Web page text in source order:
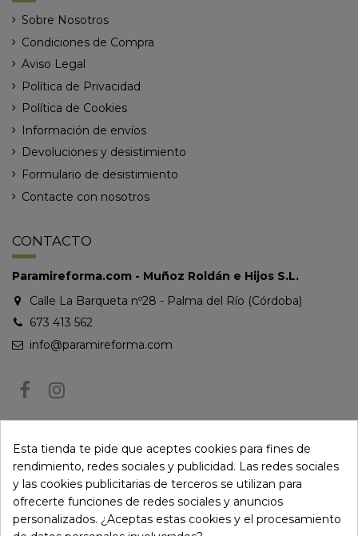
Sobre Nosotros
Condiciones de Compra
Aviso Legal
Política de Privacidad
Política de Cookies
Información de envíos
Devoluciones y desistimiento
Formulario de desistimiento
Contacte con nosotros
CONTACTO
Paramireforma.com - Muñoz Roldán e Hijos S.L.
Calle La Barqueta nº28 - Palma del Río (Córdoba)
673 413 562
info@paramireforma.com
Puede darse de baja en cualquier momento. Para ello, consulte nuestra
información de contacto en el aviso legal.
Esta tienda te pide que aceptes cookies para fines de
rendimiento, redes sociales y publicidad. Las redes sociales
y las cookies publicitarias de terceros se utilizan para
ofrecerte funciones de redes sociales y anuncios
personalizados. ¿Aceptas estas cookies y el procesamiento